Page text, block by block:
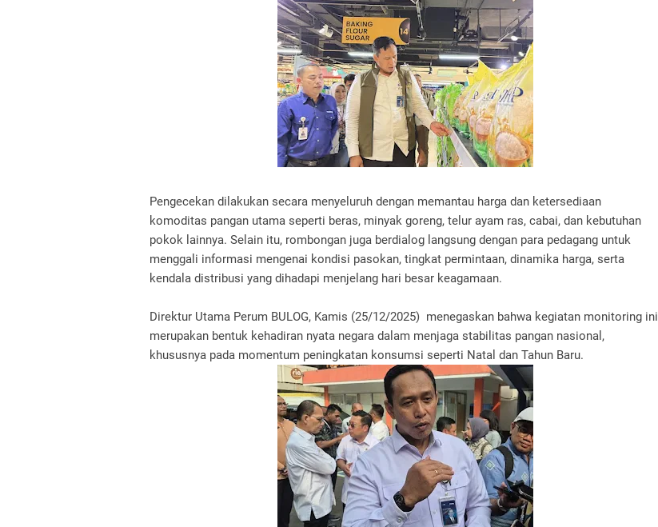
Pengecekan dilakukan secara menyeluruh dengan memantau harga dan ketersediaan
komoditas pangan utama seperti beras, minyak goreng, telur ayam ras, cabai, dan kebutuhan
pokok lainnya. Selain itu, rombongan juga berdialog langsung dengan para pedagang untuk
menggali informasi mengenai kondisi pasokan, tingkat permintaan, dinamika harga, serta
kendala distribusi yang dihadapi menjelang hari besar keagamaan.
Direktur Utama Perum BULOG, Kamis (25/12/2025) menegaskan bahwa kegiatan monitoring ini
merupakan bentuk kehadiran nyata negara dalam menjaga stabilitas pangan nasional,
khususnya pada momentum peningkatan konsumsi seperti Natal dan Tahun Baru.